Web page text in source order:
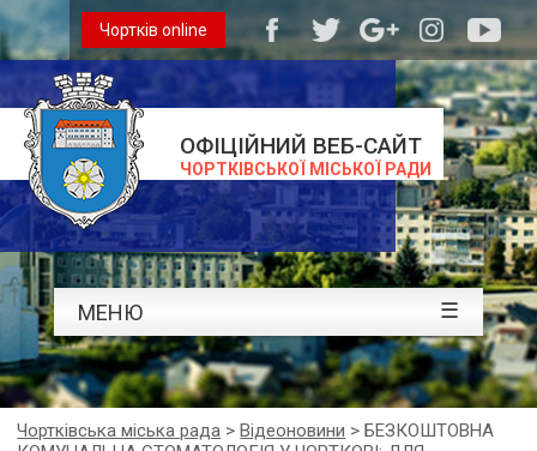
ОФІЦІЙНИЙ ВЕБ-САЙТ
ЧОРТКІВСЬКОЇ МІСЬКОЇ РАДИ
Чортків online
МЕНЮ ☰
Чортківська міська рада >Відеоновини >БЕЗКОШТОВНА